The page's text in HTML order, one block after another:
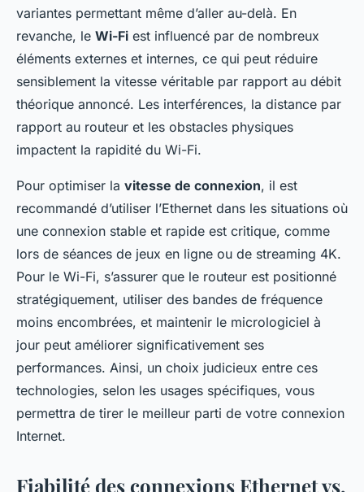
variantes permettant même d’aller au-delà. En
revanche, le Wi-Fi est influencé par de nombreux
éléments externes et internes, ce qui peut réduire
sensiblement la vitesse véritable par rapport au débit
théorique annoncé. Les interférences, la distance par
rapport au routeur et les obstacles physiques
impactent la rapidité du Wi-Fi.
Pour optimiser la vitesse de connexion, il est
recommandé d’utiliser l’Ethernet dans les situations où
une connexion stable et rapide est critique, comme
lors de séances de jeux en ligne ou de streaming 4K.
Pour le Wi-Fi, s’assurer que le routeur est positionné
stratégiquement, utiliser des bandes de fréquence
moins encombrées, et maintenir le micrologiciel à
jour peut améliorer significativement ses
performances. Ainsi, un choix judicieux entre ces
technologies, selon les usages spécifiques, vous
permettra de tirer le meilleur parti de votre connexion
Internet.
Fiabilité des connexions Ethernet vs.